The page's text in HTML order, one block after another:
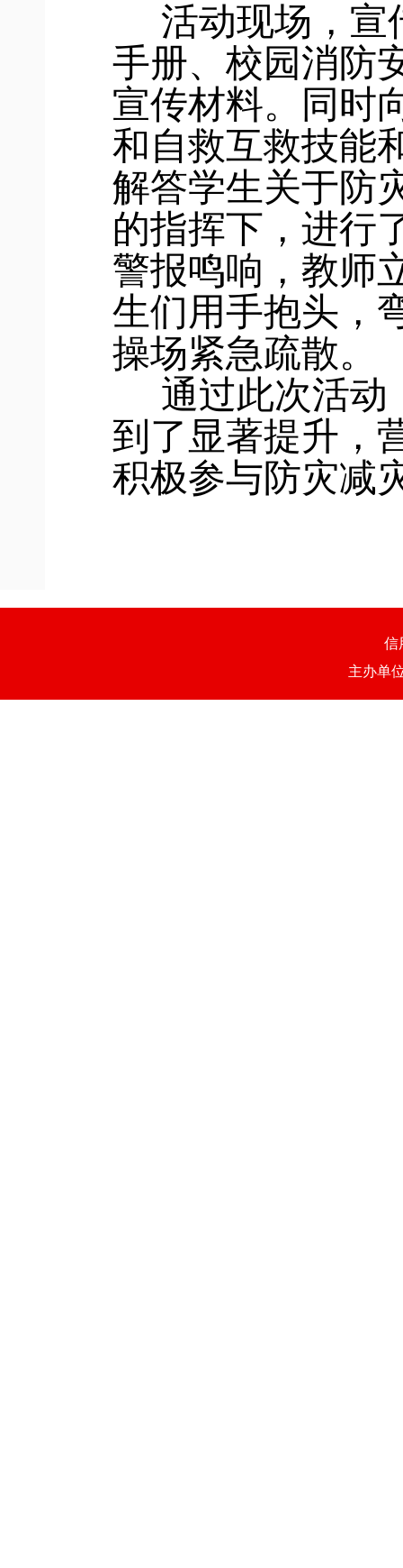
活动现场，宣
手册、校园消防
宣传材料。同时
和自救互救技能
解答学生关于防
的指挥下，进行
警报鸣响，教师
生们用手抱头，
操场紧急疏散。
通过此次活动
到了显著提升，
积极参与防灾减
信
主办单